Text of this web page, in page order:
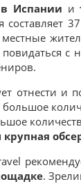
Испании и
повидаться
отнести и
крупная
.